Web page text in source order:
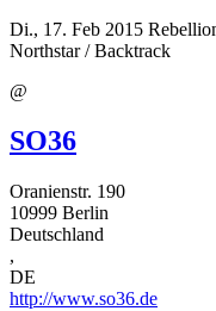
Di., 17. Feb 2015
Northstar / Backtrack
@
SO36
Oranienstr. 190
10999 Berlin
Deutschland
,
DE
http://www.so36.de